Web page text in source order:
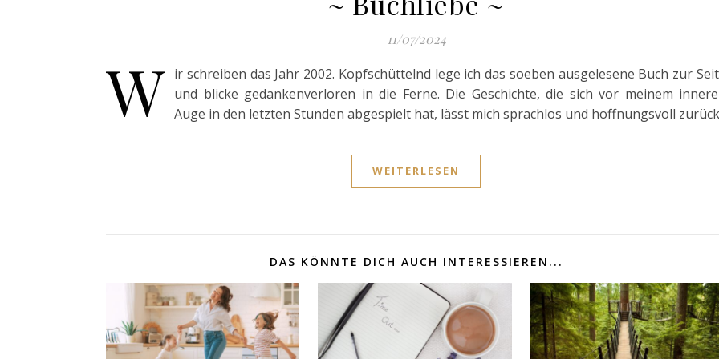
11/07/2024
W ir schreiben das Jahr 2002. Kopfschüttelnd lege ich das soeben ausgelesene Buch zur
und blicke gedankenverloren in die Ferne. Die Geschichte, die sich vor meinem
Auge in den letzten Stunden abgespielt hat, lässt mich sprachlos und hoffnungsvoll
WEITERLESEN
DAS KÖNNTE DICH AUCH INTERESSIEREN...